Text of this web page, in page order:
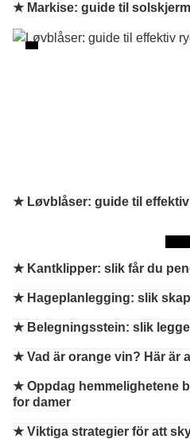
★ Markise: guide til
★ Løvblåser: guide til
★ Kantklipper: slik får du
★ Hageplanlegging: slik
★ Belegningsstein: slik
★Vad är orange vin? Här är
★Oppdag hemmelighetene
for damer
★Viktiga strategier för att